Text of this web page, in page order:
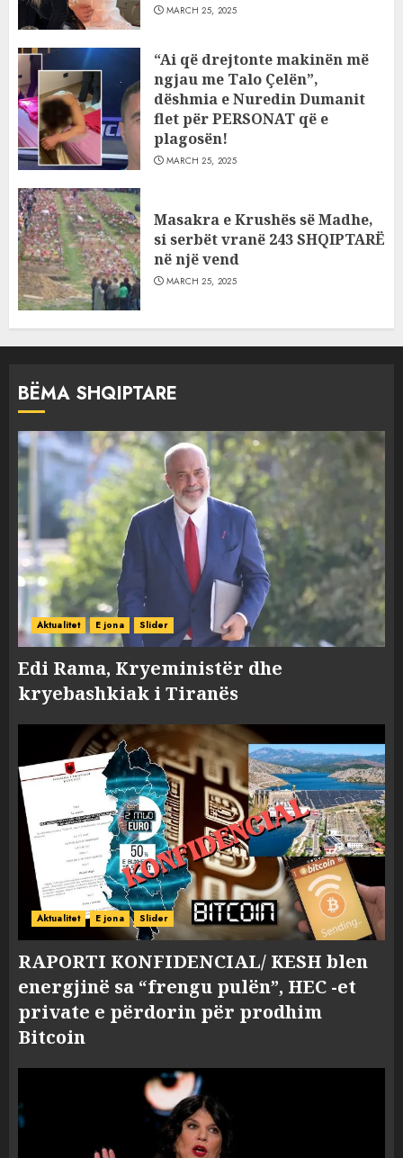
MARCH 25, 2025
“Ai që drejtonte makinën më
ngjau me Talo Çelën”,
dëshmia e Nuredin Dumanit
flet për PERSONAT që e
plagosën!
MARCH 25, 2025
Masakra e Krushës së Madhe,
si serbët vranë 243 SHQIPTARË
në një vend
MARCH 25, 2025
BËMA SHQIPTARE
Aktualitet E jona Slider
Edi Rama, Kryeministër dhe
kryebashkiak i Tiranës
Aktualitet E jona Slider
RAPORTI KONFIDENCIAL/ KESH blen
energjinë sa “frengu pulën”, HEC -et
private e përdorin për prodhim
Bitcoin